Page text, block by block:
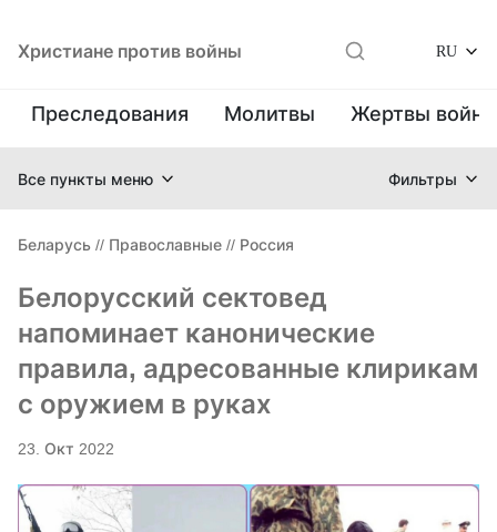
Христиане против войны RU
Преследования Молитвы Жертвы
Все пункты меню Фильтры
Беларусь // Православные // Россия
Белорусский сектовед
напоминает канонические
правила, адресованные клирикам
с оружием в руках
23. Окт 2022